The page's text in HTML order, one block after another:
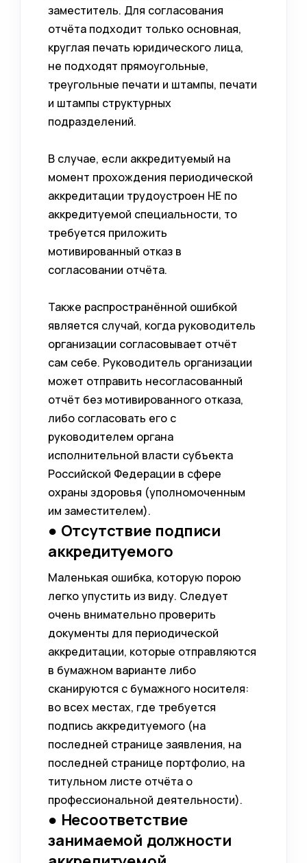
заместитель. Для согласования
отчёта подходит только основная,
круглая печать юридического лица,
не подходят прямоугольные,
треугольные печати и штампы, печати
и штампы структурных
подразделений.
В случае, если аккредитуемый на
момент прохождения периодической
аккредитации трудоустроен НЕ по
аккредитуемой специальности, то
требуется приложить
мотивированный отказ в
согласовании отчёта.
Также распространённой ошибкой
является случай, когда руководитель
организации согласовывает отчёт
сам себе. Руководитель организации
может отправить несогласованный
отчёт без мотивированного отказа,
либо согласовать его с
руководителем органа
исполнительной власти субъекта
Российской Федерации в сфере
охраны здоровья (уполномоченным
им заместителем).
● Отсутствие подписи
аккредитуемого
Маленькая ошибка, которую порою
легко упустить из виду. Следует
очень внимательно проверить
документы для периодической
аккредитации, которые отправляются
в бумажном варианте либо
сканируются с бумажного носителя:
во всех местах, где требуется
подпись аккредитуемого (на
последней странице заявления, на
последней странице портфолио, на
титульном листе отчёта о
профессиональной деятельности).
● Несоответствие
занимаемой должности